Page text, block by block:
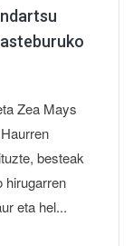
Zea Mays
besteak
hirugarren
eta hel...